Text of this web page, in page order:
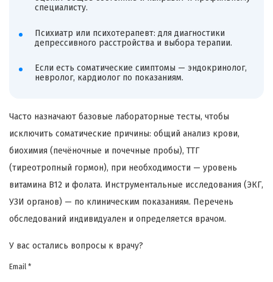
специалисту.
Психиатр или психотерапевт: для диагностики
депрессивного расстройства и выбора терапии.
Если есть соматические симптомы — эндокринолог,
невролог, кардиолог по показаниям.
Часто назначают базовые лабораторные тесты, чтобы
исключить соматические причины: общий анализ крови,
биохимия (печёночные и почечные пробы), ТТГ
(тиреотропный гормон), при необходимости — уровень
витамина B12 и фолата. Инструментальные исследования (ЭКГ,
УЗИ органов) — по клиническим показаниям. Перечень
обследований индивидуален и определяется врачом.
У вас остались вопросы к врачу?
Email *